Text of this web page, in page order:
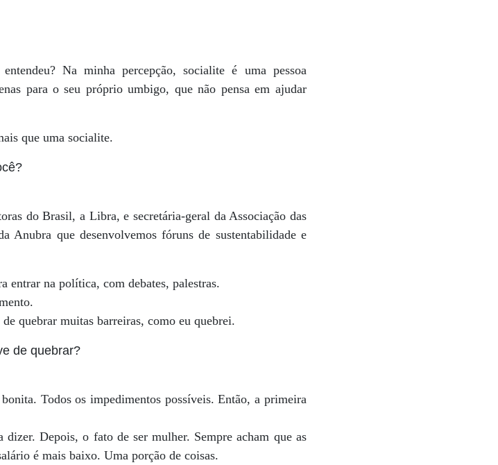
Na minha percepção, socialite é uma pessoa
para o seu próprio umbigo, que não pensa em ajudar
que uma socialite.
do Brasil, a Libra, e secretária-geral da Associação das
que desenvolvemos fóruns de sustentabilidade e
entrar na política, com debates, palestras.
quebrar muitas barreiras, como eu quebrei.
de quebrar?
Todos os impedimentos possíveis. Então, a primeira
Depois, o fato de ser mulher. Sempre acham que as
é mais baixo. Uma porção de coisas.